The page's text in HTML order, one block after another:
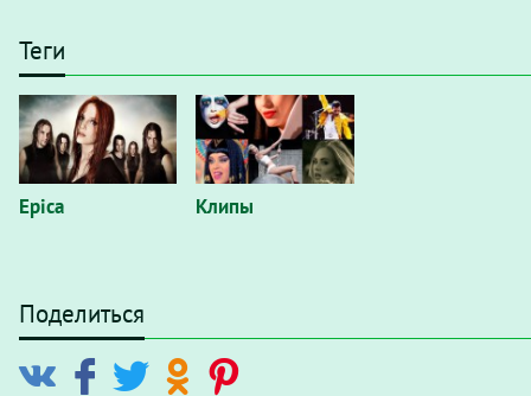
Теги
Epica Клипы
Поделиться